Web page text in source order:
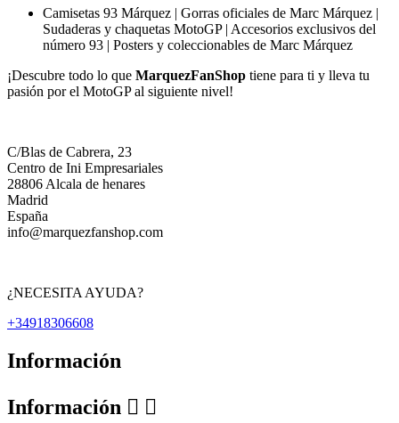
Camisetas 93 Márquez | Gorras oficiales de Marc Márquez |
Sudaderas y chaquetas MotoGP | Accesorios exclusivos del
número 93 | Posters y coleccionables de Marc Márquez
¡Descubre todo lo que MarquezFanShop tiene para ti y lleva tu
pasión por el MotoGP al siguiente nivel!
C/Blas de Cabrera, 23
Centro de Ini Empresariales
28806 Alcala de henares
Madrid
España
info@marquezfanshop.com
¿NECESITA AYUDA?
+34918306608
Información
Información  